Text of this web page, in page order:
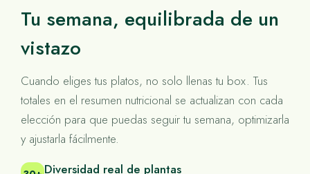
Tu semana, equilibrada de un
vistazo
Cuando eliges tus platos, no solo llenas tu box. Tus
totales en el resumen nutricional se actualizan con cada
elección para que puedas seguir tu semana, optimizarla
y ajustarla fácilmente.
Diversidad real de plantas